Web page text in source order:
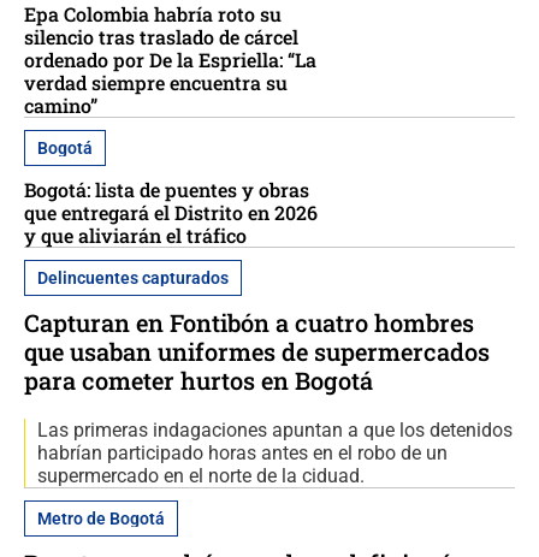
Epa Colombia habría roto su
silencio tras traslado de cárcel
ordenado por De la Espriella: “La
verdad siempre encuentra su
camino”
Bogotá
Bogotá: lista de puentes y obras
que entregará el Distrito en 2026
y que aliviarán el tráfico
Delincuentes capturados
Capturan en Fontibón a cuatro hombres
que usaban uniformes de supermercados
para cometer hurtos en Bogotá
Las primeras indagaciones apuntan a que los detenidos
habrían participado horas antes en el robo de un
supermercado en el norte de la ciduad.
Metro de Bogotá